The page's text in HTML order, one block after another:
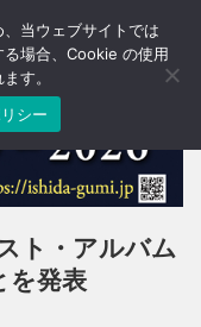
T
o
a
v
g
ト・アルバム
を発表
当ウェブサイトでは
場合、Cookie の使用
す。
シー